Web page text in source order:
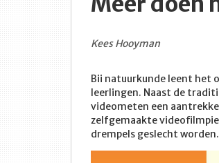
Kees Hooyman
Bii natuurkunde leent het
leerlingen. Naast de
videometen een
zelfgemaakte
drempels geslecht